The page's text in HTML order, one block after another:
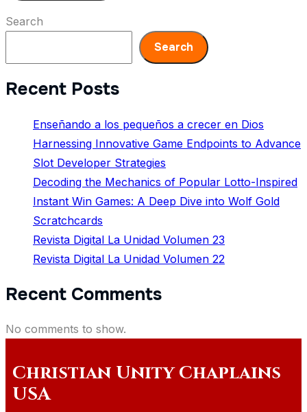
Search
Search
Recent Posts
Enseñando a los pequeños a crecer en Dios
Harnessing Innovative Game Endpoints to Advance
Slot Developer Strategies
Decoding the Mechanics of Popular Lotto-Inspired
Instant Win Games: A Deep Dive into Wolf Gold
Scratchcards
Revista Digital La Unidad Volumen 23
Revista Digital La Unidad Volumen 22
Recent Comments
No comments to show.
Christian Unity Chaplains
USA